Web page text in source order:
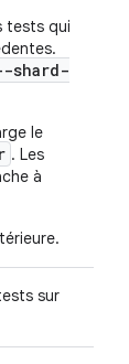
tests qui
le
. Les
à
sur